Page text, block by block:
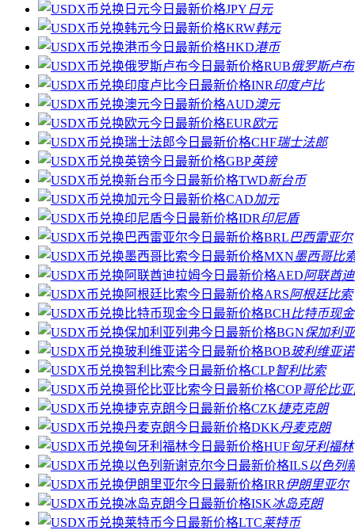
JPY 日元
KRW韩元
HKD港币
RUB俄罗斯卢布
INR印度卢比
AUD澳元
EUR欧元
CHF瑞士法郎
GBP英镑
TWD新台币
CAD加元
IDR印尼盾
BRL巴西雷亚尔
MXN墨西哥比
AED阿联酋
ARS阿根廷比索
BCH比特币现金
BGN保加利
BOB玻利维亚诺
CLP智利比索
COP哥伦比
CZK捷克克朗
DKK丹麦克朗
HUF匈牙利福林
ILS以色列
IRR 伊朗里亚尔
ISK冰岛克朗
LTC莱特币